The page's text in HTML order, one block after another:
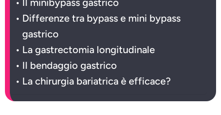
Il minibypass gastrico
Differenze tra bypass e mini bypass
gastrico
La gastrectomia longitudinale
Il bendaggio gastrico
La chirurgia bariatrica è efficace?